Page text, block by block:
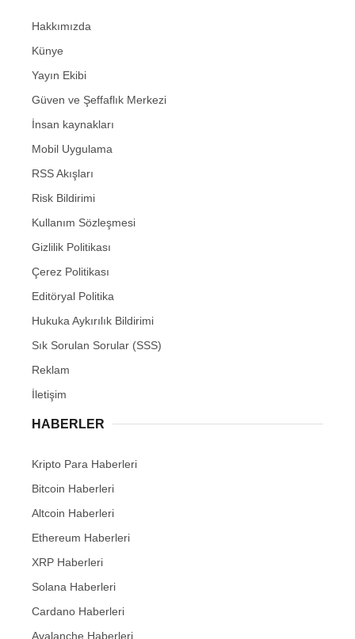
Hakkımızda
Künye
Yayın Ekibi
Güven ve Şeffaflık Merkezi
İnsan kaynakları
Mobil Uygulama
RSS Akışları
Risk Bildirimi
Kullanım Sözleşmesi
Gizlilik Politikası
Çerez Politikası
Editöryal Politika
Hukuka Aykırılık Bildirimi
Sık Sorulan Sorular (SSS)
Reklam
İletişim
HABERLER
Kripto Para Haberleri
Bitcoin Haberleri
Altcoin Haberleri
Ethereum Haberleri
XRP Haberleri
Solana Haberleri
Cardano Haberleri
Avalanche Haberleri